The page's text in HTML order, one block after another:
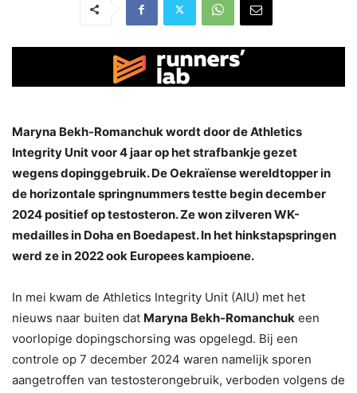
Maryna Bekh-Romanchuk wordt door de Athletics
Integrity Unit voor 4 jaar op het strafbankje gezet
wegens dopinggebruik. De Oekraïense wereldtopper in
de horizontale springnummers testte begin december
2024 positief op testosteron. Ze won zilveren WK-
medailles in Doha en Boedapest. In het hinkstapspringen
werd ze in 2022 ook Europees kampioene.
In mei kwam de Athletics Integrity Unit (AIU) met het
nieuws naar buiten dat Maryna Bekh-Romanchuk een
voorlopige dopingschorsing was opgelegd. Bij een
controle op 7 december 2024 waren namelijk sporen
aangetroffen van testosterongebruik, verboden volgens de